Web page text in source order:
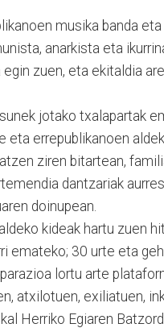
musika banda
anarkista eta
zuen, eta ekitaldia
jotako txalapartak
eta errepublikanoen
ziren bitartean,
dantzariak
doinupean.
kideak hartu zuen
emateko; 30 urte eta
lortu arte
atxilotuen, exiliatuen,
Herriko Egiaren